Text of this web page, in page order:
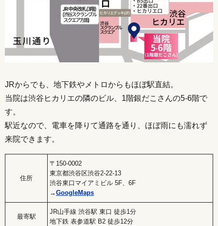
JRからでも、地下鉄やメトロからもほぼ駅直結。
当院は渋谷ヒカリエの隣のビル、1階銀だこさんの5-6階で
す。
駅近なので、電車を降りて通路を通り、ほぼ雨にも濡れず
来院できます。
住所
〒150-0002
東京都渋谷区渋谷2-22-13
渋谷東口マイアミビル 5F、6F
→GoogleMaps
最寄駅
JR山手線 渋谷駅 東口 徒歩1分
地下鉄 表参道駅 B2 徒歩12分